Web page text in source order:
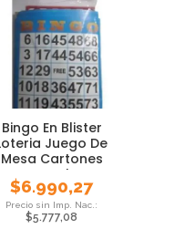
Bingo En Blister
Juego De
Mesa Cartones
Local
$6.990,27
$5.777,08